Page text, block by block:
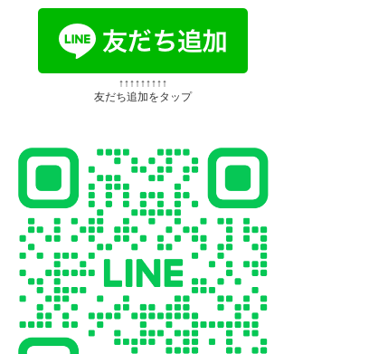
↑↑↑↑↑↑↑↑↑
友だち追加をタップ